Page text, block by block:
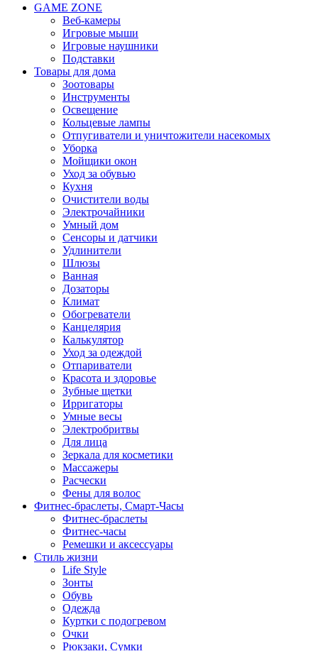
GAME ZONE
Веб-камеры
Игровые мыши
Игровые наушники
Подставки
Товары для дома
Зоотовары
Инструменты
Освещение
Кольцевые лампы
Отпугиватели и уничтожители насекомых
Уборка
Мойщики окон
Уход за обувью
Кухня
Очистители воды
Электрочайники
Умный дом
Сенсоры и датчики
Удлинители
Шлюзы
Ванная
Дозаторы
Климат
Обогреватели
Канцелярия
Калькулятор
Уход за одеждой
Отпариватели
Красота и здоровье
Зубные щетки
Ирригаторы
Умные весы
Электробритвы
Для лица
Зеркала для косметики
Массажеры
Расчески
Фены для волос
Фитнес-браслеты, Смарт-Часы
Фитнес-браслеты
Фитнес-часы
Ремешки и аксессуары
Стиль жизни
Life Style
Зонты
Обувь
Одежда
Куртки с подогревом
Очки
Рюкзаки, Сумки